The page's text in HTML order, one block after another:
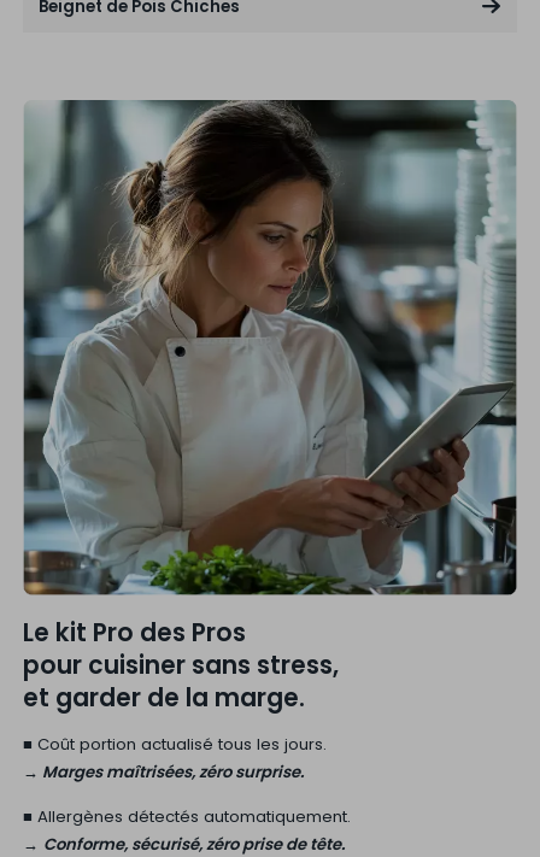
Beignet de Pois Chiches
Le kit Pro des Pros
pour cuisiner sans stress,
et garder de la marge.
■ Coût portion actualisé tous les jours.
→ Marges maîtrisées, zéro surprise.
■ Allergènes détectés automatiquement.
→ Conforme, sécurisé, zéro prise de tête.